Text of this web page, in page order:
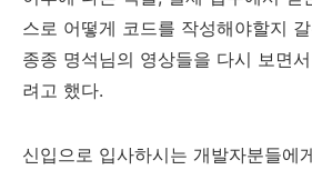
스로 어떻게 코드를 작성해야할지
종종 명석님의 영상들을 다시 보면
려고 했다.
신입으로 입사하시는 개발자분들에